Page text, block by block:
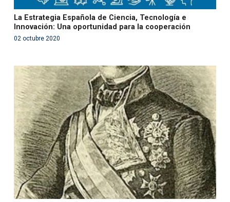
La Estrategia Española de Ciencia, Tecnología e
Innovación: Una oportunidad para la cooperación
02 octubre 2020
Warning: Use of undefined constant php - assumed
'php' (this will throw an Error in a future version of PHP)
in/var/www/acami.es/wp-
content/themes/fundcami/page-publicaciones.php
on line99